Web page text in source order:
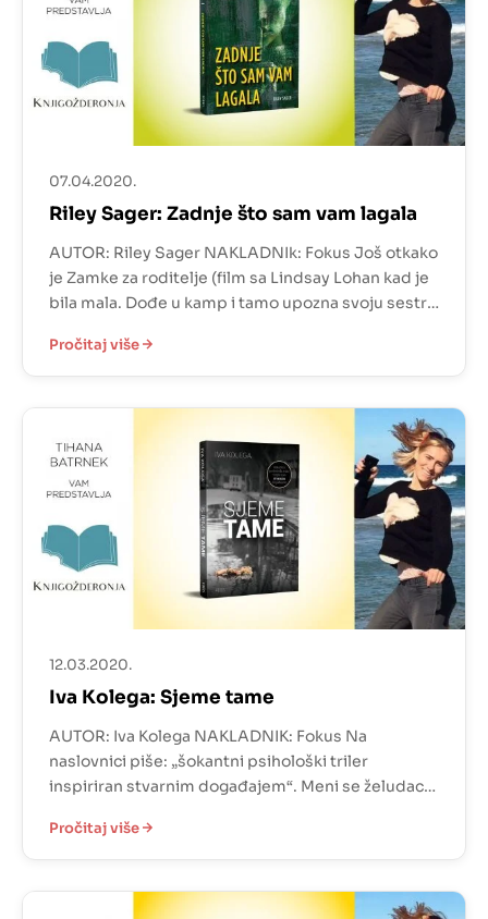
07.04.2020.
Riley Sager: Zadnje što sam vam lagala
AUTOR: Riley Sager NAKLADNIk: Fokus Još otkako
je Zamke za roditelje (film sa Lindsay Lohan kad je
bila mala. Dođe u kamp i tamo upozna svoju sestru
u kamp. Slatke brvnare, hrpa djece i uživanje
tijekom ljetnih praznika. Onda sam si malo
Pročitaj više
12.03.2020.
Iva Kolega: Sjeme tame
AUTOR: Iva Kolega NAKLADNIK: Fokus Na
naslovnici piše: „šokantni psihološki triler
inspiriran stvarnim događajem“. Meni se želudac
stranim autorima, bilo da je riječ o knjizi ili filmu, ali
kada je riječ o Hrvatskoj, bude mi mučno. Tijekom
Pročitaj više